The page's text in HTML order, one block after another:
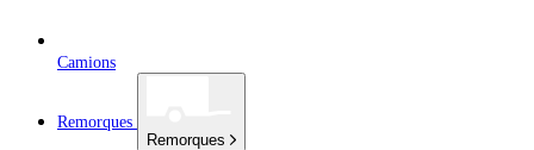
Camions
Remorques
Remorques